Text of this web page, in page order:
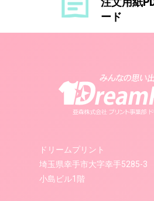
ード
ドリームプリント
埼玉県幸手市大字幸手5285-3
小島ビル1階